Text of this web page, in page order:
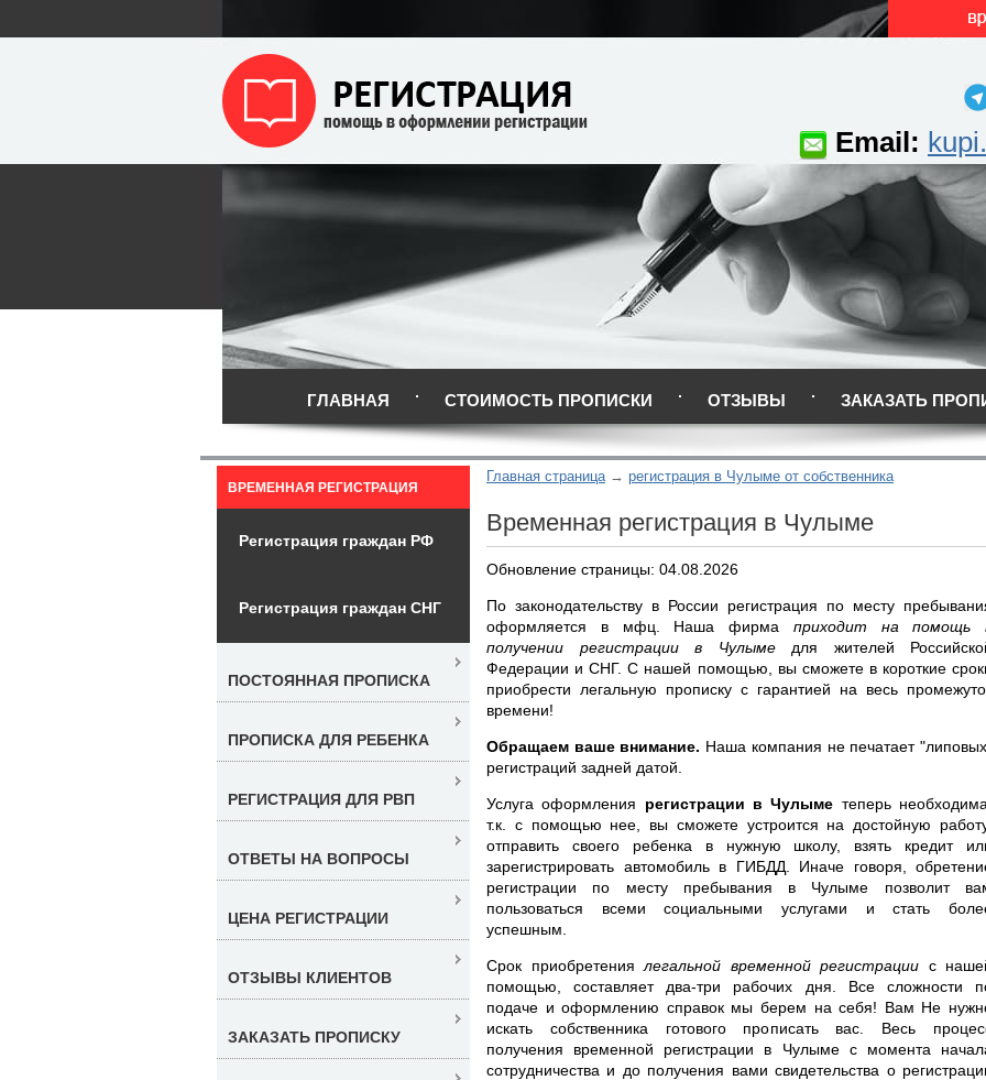
Email:
ГЛАВНАЯ СТОИМОСТЬ ПРОПИСКИ ОТЗЫВЫ ЗАКАЗАТЬ
Главная страница регистрация в Чулыме от собственника
Временная регистрация в Чулыме
Обновление страницы: 04.08.2026
По законодательству в России регистрация по месту
оформляется в мфц. Наша фирма приходит на помощь
получении регистрации в Чулыме для жителей
Федерации и СНГ. С нашей помощью, вы сможете в короткие
приобрести легальную прописку с гарантией на весь
времени!
Обращаем ваше внимание. Наша компания не печатает
регистраций задней датой.
Услуга оформления регистрации в Чулыме теперь необходима,
т.к. с помощью нее, вы сможете устроится на достойную
отправить своего ребенка в нужную школу, взять кредит
зарегистрировать автомобиль в ГИБДД. Иначе говоря,
регистрации по месту пребывания в Чулыме позволит
пользоваться всеми социальными услугами и стать
успешным.
Срок приобретения легальной временной регистрации с
помощью, составляет два-три рабочих дня. Все сложности
подаче и оформлению справок мы берем на себя! Вам Не
искать собственника готового прописать вас. Весь
получения временной регистрации в Чулыме с момента
сотрудничества и до получения вами свидетельства о
ВРЕМЕННАЯ РЕГИСТРАЦИЯ
Регистрация граждан РФ
Регистрация граждан СНГ
ПОСТОЯННАЯ ПРОПИСКА
ПРОПИСКА ДЛЯ РЕБЕНКА
РЕГИСТРАЦИЯ ДЛЯ РВП
ОТВЕТЫ НА ВОПРОСЫ
ЦЕНА РЕГИСТРАЦИИ
ОТЗЫВЫ КЛИЕНТОВ
ЗАКАЗАТЬ ПРОПИСКУ